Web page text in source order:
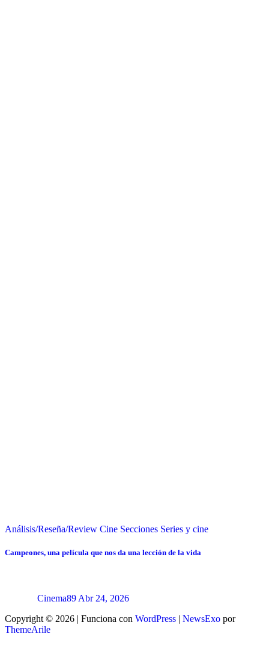
Análisis/Reseña/Review Cine Secciones Series y cine
Campeones, una película que nos da una lección de la vida
Cinema89 Abr 24, 2026
Copyright © 2026 | Funciona con WordPress | NewsExo por
ThemeArile